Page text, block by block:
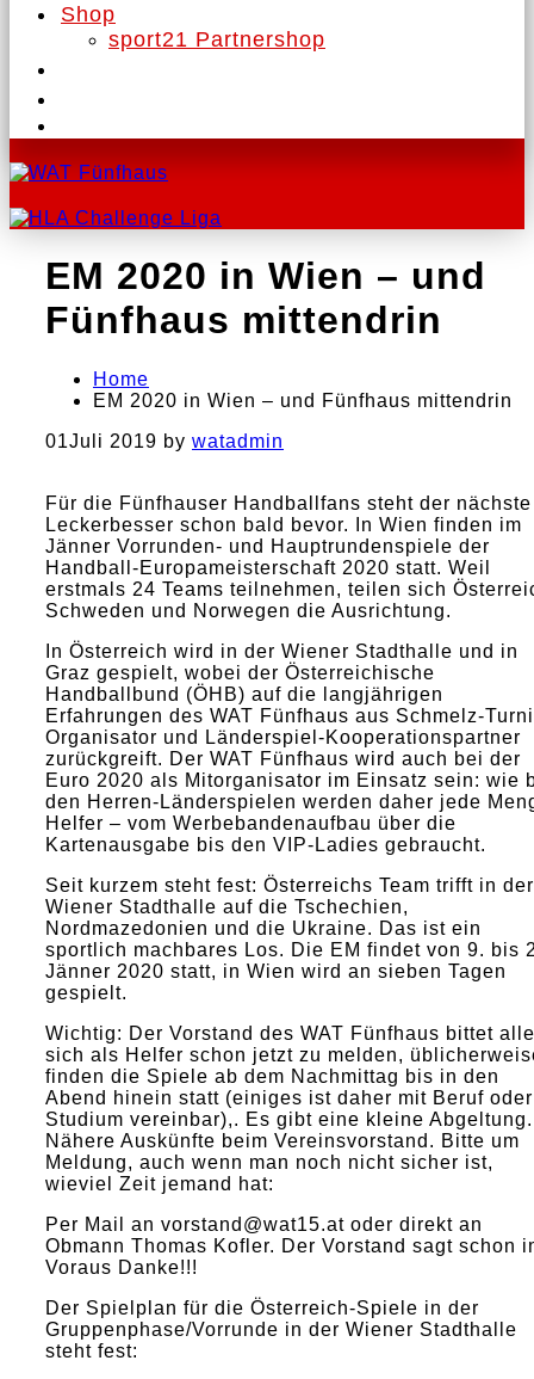
Shop
sport21 Partnershop
EM 2020 in Wien – und
Fünfhaus mittendrin
Home
EM 2020 in Wien – und Fünfhaus mittendrin
01Juli 2019 by watadmin
Für die Fünfhauser Handballfans steht der nächste
Leckerbesser schon bald bevor. In Wien finden im
Jänner Vorrunden- und Hauptrundenspiele der
Handball-Europameisterschaft 2020 statt. Weil
erstmals 24 Teams teilnehmen, teilen sich
Schweden und Norwegen die Ausrichtung.
In Österreich wird in der Wiener Stadthalle und in
Graz gespielt, wobei der Österreichische
Handballbund (ÖHB) auf die langjährigen
Erfahrungen des WAT Fünfhaus aus Schmelz-
Organisator und Länderspiel-Kooperationspartner
zurückgreift. Der WAT Fünfhaus wird auch bei der
Euro 2020 als Mitorganisator im Einsatz sein: wie
den Herren-Länderspielen werden daher jede
Helfer – vom Werbebandenaufbau über die
Kartenausgabe bis den VIP-Ladies gebraucht.
Seit kurzem steht fest: Österreichs Team trifft in der
Wiener Stadthalle auf die Tschechien,
Nordmazedonien und die Ukraine. Das ist ein
sportlich machbares Los. Die EM findet von 9. bis
Jänner 2020 statt, in Wien wird an sieben Tagen
gespielt.
Wichtig: Der Vorstand des WAT Fünfhaus bittet
sich als Helfer schon jetzt zu melden,
finden die Spiele ab dem Nachmittag bis in den
Abend hinein statt (einiges ist daher mit Beruf oder
Studium vereinbar),. Es gibt eine kleine Abgeltung.
Nähere Auskünfte beim Vereinsvorstand. Bitte um
Meldung, auch wenn man noch nicht sicher ist,
wieviel Zeit jemand hat:
Per Mail an vorstand@wat15.at oder direkt an
Obmann Thomas Kofler. Der Vorstand sagt schon
Voraus Danke!!!
Der Spielplan für die Österreich-Spiele in der
Gruppenphase/Vorrunde in der Wiener Stadthalle
steht fest: